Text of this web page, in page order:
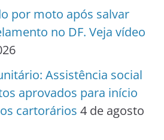
por moto após salvar
no DF. Veja vídeo
Assistência social
aprovados para início
cartorários 4 de agosto